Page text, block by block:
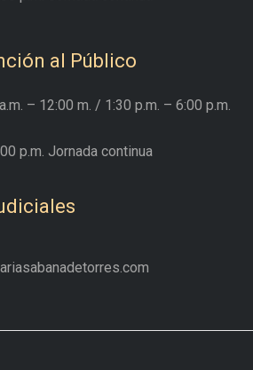
al Público
– 12:00 m. / 1:30 p.m. – 6:00 p.m.
p.m. Jornada continua